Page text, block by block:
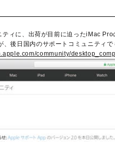
ィに、出荷が目前に迫ったiMac
、後日国内のサポートコミュニティ
community/